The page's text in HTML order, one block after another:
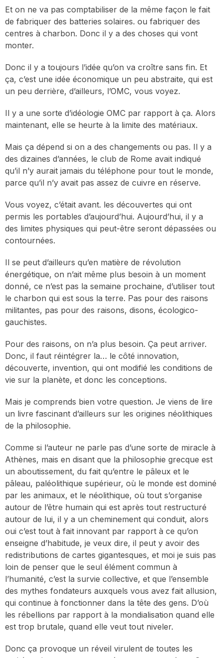
Et on ne va pas comptabiliser de la même façon le fait
de fabriquer des batteries solaires. ou fabriquer des
centres à charbon. Donc il y a des choses qui vont
monter.
Donc il y a toujours l’idée qu’on va croître sans fin. Et
ça, c’est une idée économique un peu abstraite, qui est
un peu derrière, d’ailleurs, l’OMC, vous voyez.
Il y a une sorte d’idéologie OMC par rapport à ça. Alors
maintenant, elle se heurte à la limite des matériaux.
Mais ça dépend si on a des changements ou pas. Il y a
des dizaines d’années, le club de Rome avait indiqué
qu’il n’y aurait jamais du téléphone pour tout le monde,
parce qu’il n’y avait pas assez de cuivre en réserve.
Vous voyez, c’était avant. les découvertes qui ont
permis les portables d’aujourd’hui. Aujourd’hui, il y a
des limites physiques qui peut-être seront dépassées ou
contournées.
Il se peut d’ailleurs qu’en matière de révolution
énergétique, on n’ait même plus besoin à un moment
donné, ce n’est pas la semaine prochaine, d’utiliser tout
le charbon qui est sous la terre. Pas pour des raisons
militantes, pas pour des raisons, disons, écologico-
gauchistes.
Pour des raisons, on n’a plus besoin. Ça peut arriver.
Donc, il faut réintégrer la… le côté innovation,
découverte, invention, qui ont modifié les conditions de
vie sur la planète, et donc les conceptions.
Mais je comprends bien votre question. Je viens de lire
un livre fascinant d’ailleurs sur les origines néolithiques
de la philosophie.
Comme si l’auteur ne parle pas d’une sorte de miracle à
Athènes, mais en disant que la philosophie grecque est
un aboutissement, du fait qu’entre le pâleux et le
pâleau, paléolithique supérieur, où le monde est dominé
par les animaux, et le néolithique, où tout s’organise
autour de l’être humain qui est après tout restructuré
autour de lui, il y a un cheminement qui conduit, alors
oui c’est tout à fait innovant par rapport à ce qu’on
enseigne d’habitude, je veux dire, il peut y avoir des
redistributions de cartes gigantesques, et moi je suis pas
loin de penser que le seul élément commun à
l’humanité, c’est la survie collective, et que l’ensemble
des mythes fondateurs auxquels vous avez fait allusion,
qui continue à fonctionner dans la tête des gens. D’où
les rébellions par rapport à la mondialisation quand elle
est trop brutale, quand elle veut tout niveler.
Donc ça provoque un réveil virulent de toutes les